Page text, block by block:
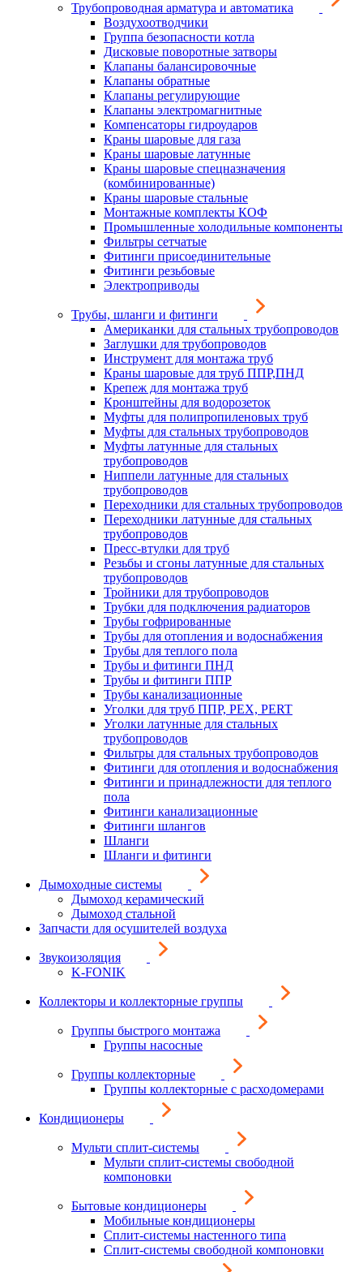
Трубопроводная арматура и автоматика
Воздухоотводчики
Группа безопасности котла
Дисковые поворотные затворы
Клапаны балансировочные
Клапаны обратные
Клапаны регулирующие
Клапаны электромагнитные
Компенсаторы гидроударов
Краны шаровые для газа
Краны шаровые латунные
Краны шаровые спецназначения
(комбинированные)
Краны шаровые стальные
Монтажные комплекты КОФ
Промышленные холодильные компоненты
Фильтры сетчатые
Фитинги присоединительные
Фитинги резьбовые
Электроприводы
Трубы, шланги и фитинги
Американки для стальных трубопроводов
Заглушки для трубопроводов
Инструмент для монтажа труб
Краны шаровые для труб ППР,ПНД
Крепеж для монтажа труб
Кронштейны для водорозеток
Муфты для полипропиленовых труб
Муфты для стальных трубопроводов
Муфты латунные для стальных
трубопроводов
Ниппели латунные для стальных
трубопроводов
Переходники для стальных трубопроводов
Переходники латунные для стальных
трубопроводов
Пресс-втулки для труб
Резьбы и сгоны латунные для стальных
трубопроводов
Тройники для трубопроводов
Трубки для подключения радиаторов
Трубы гофрированные
Трубы для отопления и водоснабжения
Трубы для теплого пола
Трубы и фитинги ПНД
Трубы и фитинги ППР
Трубы канализационные
Уголки для труб ППР, PEX, PERT
Уголки латунные для стальных
трубопроводов
Фильтры для стальных трубопроводов
Фитинги для отопления и водоснабжения
Фитинги и принадлежности для теплого
пола
Фитинги канализационные
Фитинги шлангов
Шланги
Шланги и фитинги
Дымоходные системы
Дымоход керамический
Дымоход стальной
Запчасти для осушителей воздуха
Звукоизоляция
K-FONIK
Коллекторы и коллекторные группы
Группы быстрого монтажа
Группы насосные
Группы коллекторные
Группы коллекторные с расходомерами
Кондиционеры
Мульти сплит-системы
Мульти сплит-системы свободной
компоновки
Бытовые кондиционеры
Мобильные кондиционеры
Сплит-системы настенного типа
Сплит-системы свободной компоновки